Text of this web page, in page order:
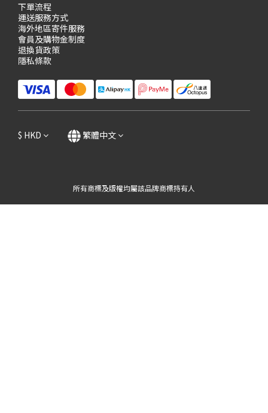
下單流程
運送服務方式
海外地區寄件服務
會員及購物金制度
退換貨政策
隱私條款
$ HKD 繁體中文
所有商標及版權均屬該品牌商標持有人